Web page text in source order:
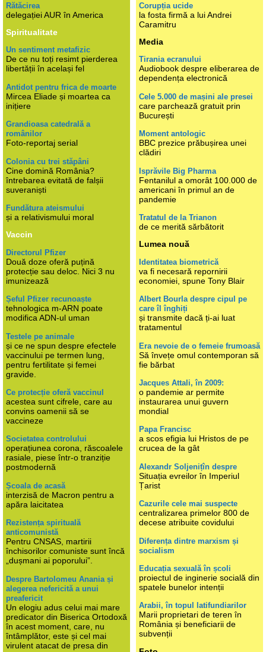
Rătăcirea
delegației AUR în America
Spiritualitate
Un sentiment metafizic
De ce nu toți resimt pierderea
libertății în același fel
Antidot pentru frica de moarte
Mircea Eliade și moartea ca
inițiere
Grandioasa catedrală a
românilor
Foto-reportaj serial
Colonia cu trei stăpâni
Cine domină România?
întrebarea evitată de falșii
suveraniști
Fundătura ateismului
și a relativismului moral
Vaccin
Directorul Pfizer
Două doze oferă puțină
protecție sau deloc. Nici 3 nu
imunizează
Șeful Pfizer recunoaște
tehnologica m-ARN poate
modifica ADN-ul uman
Testele pe animale
și ce ne spun despre efectele
vaccinului pe termen lung,
pentru fertilitate și femei
gravide.
Ce protecție oferă vaccinul
acestea sunt cifrele, care au
convins oamenii să se
vaccineze
Societatea controlului
operațiunea corona, răscoalele
rasiale, piese într-o tranziție
postmodernă
Școala de acasă
interzisă de Macron pentru a
apăra laicitatea
Rezistența spirituală
anticomunistă
Pentru CNSAS, martirii
închisorilor comuniste sunt încă
„dușmani ai poporului”.
Despre Bartolomeu Anania și
alegerea nefericită a unui
preafericit
Un elogiu adus celui mai mare
predicator din Biserica Ortodoxă
în acest moment, care, nu
întâmplător, este și cel mai
virulent atacat de presa din
Corupția ucide
la fosta firmă a lui Andrei
Caramitru
Media
Tirania ecranului
Audiobook despre eliberarea de
dependența electronică
Cele 5.000 de mașini ale presei
care parchează gratuit prin
București
Moment antologic
BBC prezice prăbușirea unei
clădiri
Isprăvile Big Pharma
Fentanilul a omorât 100.000 de
americani în primul an de
pandemie
Tratatul de la Trianon
de ce merită sărbătorit
Lumea nouă
Identitatea biometrică
va fi necesară repornirii
economiei, spune Tony Blair
Albert Bourla despre cipul pe
care îl înghiți
și transmite dacă ți-ai luat
tratamentul
Era nevoie de o femeie frumoasă
Să învețe omul contemporan să
fie bărbat
Jacques Attali, în 2009:
o pandemie ar permite
instaurarea unui guvern
mondial
Papa Francisc
a scos efigia lui Hristos de pe
crucea de la gât
Alexandr Soljenițîn despre
Situația evreilor în Imperiul
Țarist
Cazurile cele mai suspecte
centralizarea primelor 800 de
decese atribuite covidului
Diferența dintre marxism și
socialism
Educația sexuală în școli
proiectul de inginerie socială din
spatele bunelor intenții
Arabii, în topul latifundiarilor
Marii proprietari de teren în
România și beneficiarii de
subvenții